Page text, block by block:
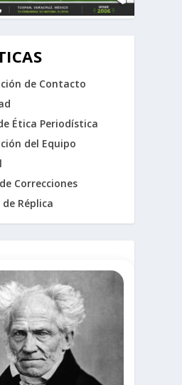
de Contacto
Ética Periodística
del Equipo
Correcciones
Réplica